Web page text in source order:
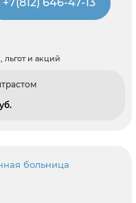
льгот и акций
больница